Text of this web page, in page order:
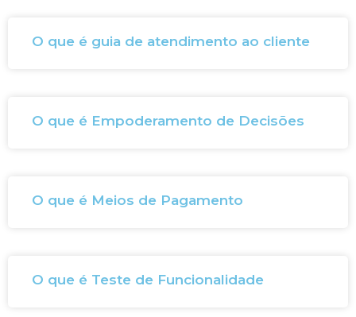
O que é guia de atendimento ao cliente
O que é Empoderamento de Decisões
O que é Meios de Pagamento
O que é Teste de Funcionalidade